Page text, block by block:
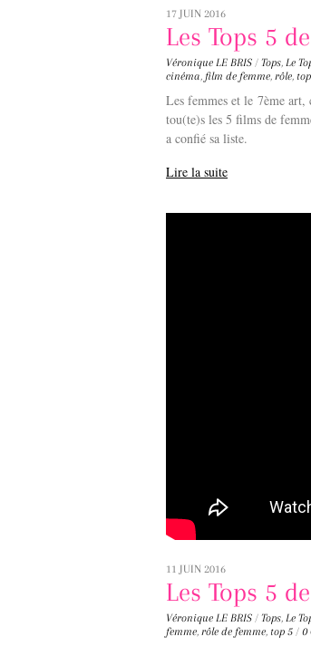
17 JUIN 2016
Les Tops 5
Véronique LE BRIS / Tops, Le
cinéma, film de femme, rôle,
Les femmes et le 7ème art,
tou(te)s les 5 films de
a confié sa liste.
Lire la suite
11 JUIN 2016
Les Tops 5
Véronique LE BRIS / Tops, Le
femme, rôle de femme, top 5 / 0